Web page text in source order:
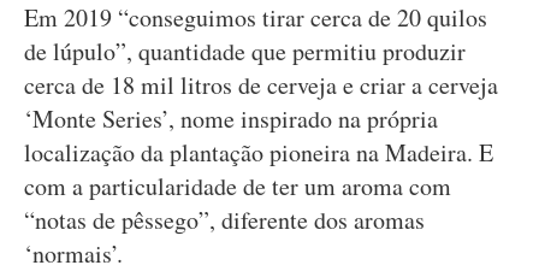
Em 2019 “conseguimos tirar cerca de 20 quilos
de lúpulo”, quantidade que permitiu produzir
cerca de 18 mil litros de cerveja e criar a cerveja
‘Monte Series’, nome inspirado na própria
localização da plantação pioneira na Madeira. E
com a particularidade de ter um aroma com
“notas de pêssego”, diferente dos aromas
‘normais’.